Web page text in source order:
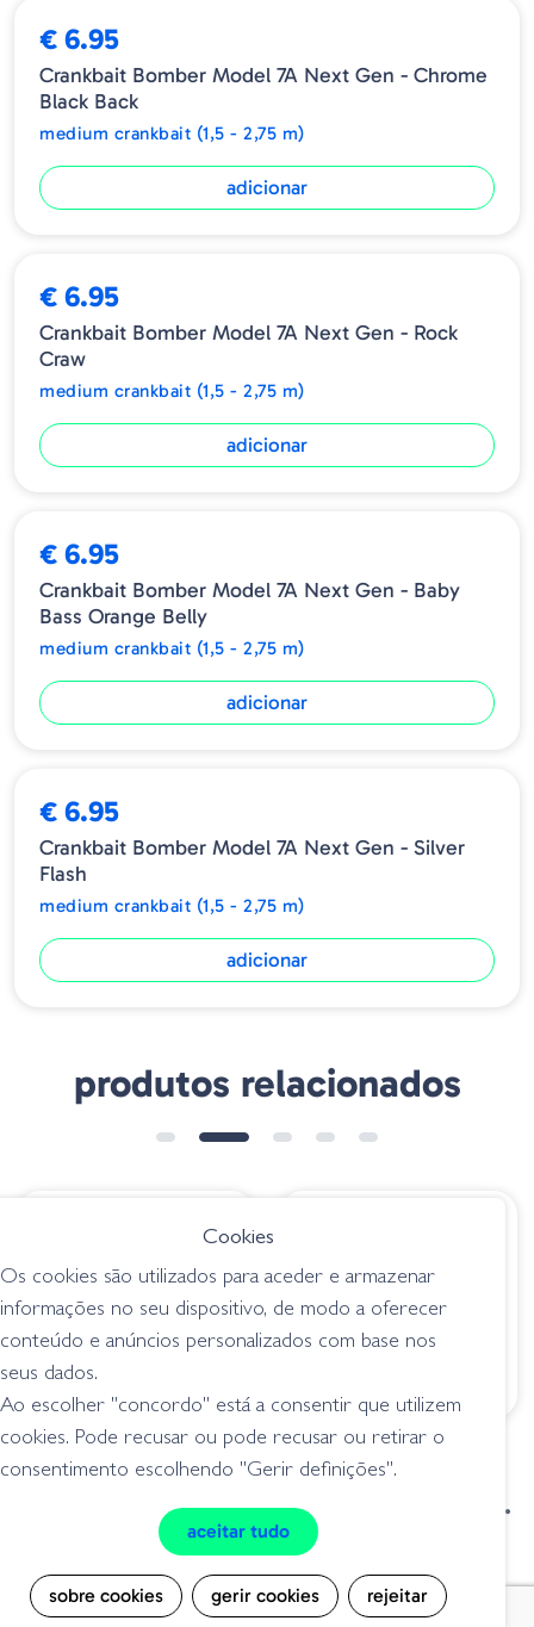
€ 6.95
Crankbait Bomber Model 7A Next Gen - Chrome
Black Back
medium crankbait (1,5 - 2,75 m)
adicionar
€ 6.95
Crankbait Bomber Model 7A Next Gen - Rock
Craw
medium crankbait (1,5 - 2,75 m)
adicionar
€ 6.95
Crankbait Bomber Model 7A Next Gen - Baby
Bass Orange Belly
medium crankbait (1,5 - 2,75 m)
adicionar
€ 6.95
Crankbait Bomber Model 7A Next Gen - Silver
Flash
medium crankbait (1,5 - 2,75 m)
adicionar
produtos relacionados
SonicSide 04 PM
Tenryu Ayu
medium crankbait (1,5
- 2,75 m)
Ima Pin Jack 200 -
116 Tennessee Shad
medium crankbait (1,5
- 2,75 m)
condições de venda
livro de reclamações
privacidade
cookies
Grilo Pesca - Loja de Pesca e Competição © Todos os direitos reservados |
Desenvolvido porBomsite
Cookies
Os cookies são utilizados para aceder e armazenar
informações no seu dispositivo, de modo a oferecer
conteúdo e anúncios personalizados com base nos
seus dados.
Ao escolher "concordo" está a consentir que utilizem
cookies. Pode recusar ou pode recusar ou retirar o
consentimento escolhendo "Gerir definições".
aceitar tudo
sobre cookies gerir cookies rejeitar